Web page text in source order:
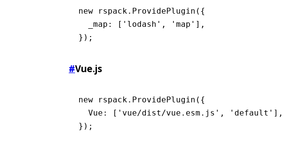
new rspack.ProvidePlugin ({
  _map
: [ 'lodash' , 'map' ] ,
});
#Vue.js
new rspack .ProvidePlugin ({
  Vue
: [ 'vue/dist/vue.esm.js' , 'default' ] ,
});